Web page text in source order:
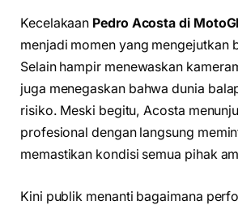
Kecelakaan Pedro Acosta di
menjadi momen yang mengejutkan
Selain hampir menewaskan
juga menegaskan bahwa dunia
risiko. Meski begitu, Acosta
profesional dengan langsung
memastikan kondisi semua pihak
Kini publik menanti bagaimana